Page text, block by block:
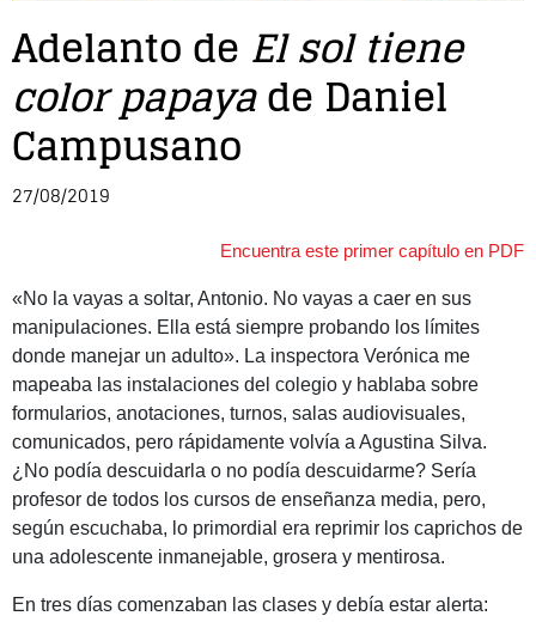
Adelanto de El sol tiene
color papayade Daniel
Campusano
27/08/2019
Encuentra este primer capítulo en PDF
«No la vayas a soltar, Antonio. No vayas a caer en sus
manipulaciones. Ella está siempre probando los límites
donde manejar un adulto». La inspectora Verónica me
mapeaba las instalaciones del colegio y hablaba sobre
formularios, anotaciones, turnos, salas audiovisuales,
comunicados, pero rápidamente volvía a Agustina Silva.
¿No podía descuidarla o no podía descuidarme? Sería
profesor de todos los cursos de enseñanza media, pero,
según escuchaba, lo primordial era reprimir los caprichos de
una adolescente inmanejable, grosera y mentirosa.
En tres días comenzaban las clases y debía estar alerta: